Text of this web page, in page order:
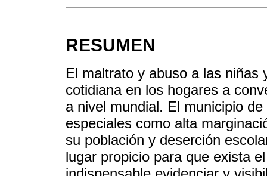
RESUMEN
El maltrato y abuso a las niñas
cotidiana en los hogares a
a nivel mundial. El municipio
especiales como alta
su población y deserción
lugar propicio para que exista